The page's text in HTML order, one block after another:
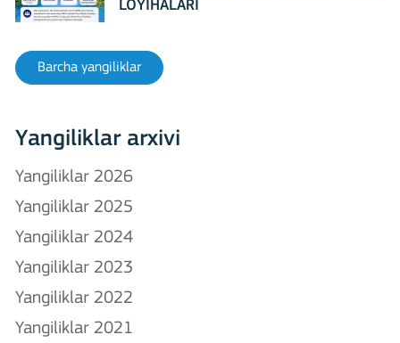
LOYIHALARI
Barcha yangiliklar
Yangiliklar arxivi
Yangiliklar 2026
Yangiliklar 2025
Yangiliklar 2024
Yangiliklar 2023
Yangiliklar 2022
Yangiliklar 2021